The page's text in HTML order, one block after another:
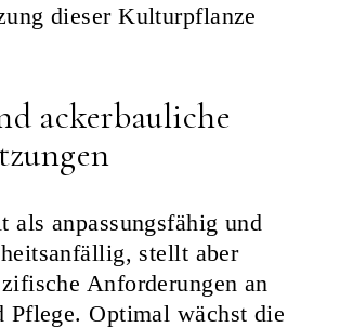
dieser Kulturpflanze
ackerbauliche
als anpassungsfähig und
stellt aber
Anforderungen an
Pflege. Optimal wächst die